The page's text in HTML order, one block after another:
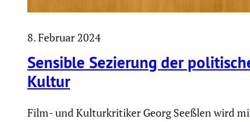
8. Februar 2024
Sensible Sezierung der
Kultur
Film- und Kulturkritiker Georg Seeßlen wird